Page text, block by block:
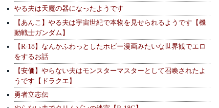
やる夫は天魔の器になったようです
【あんこ】やる夫は宇宙世紀で本物を見せられるようです【機
動戦士ガンダム】
【R-18】なんかふわっとしたホビー漫画みたいな世界観でエロ
をするお話
【安価】やらない夫はモンスターマスターとして召喚されたよ
うです【ドラクエ】
勇者立志伝